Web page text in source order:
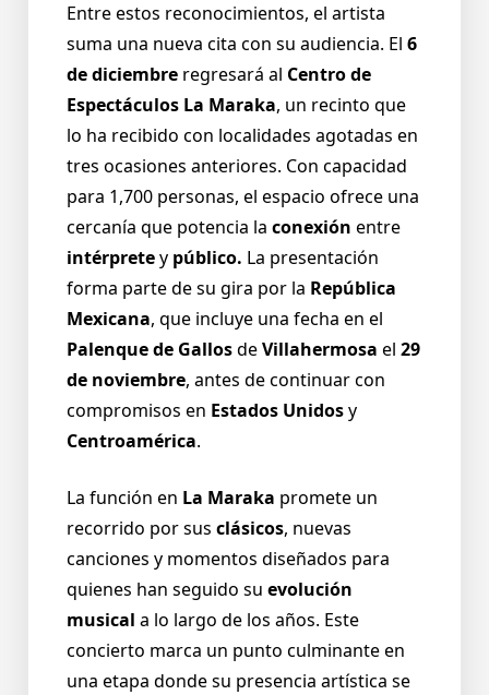
Entre estos reconocimientos, el artista
suma una nueva cita con su audiencia. El 6
de diciembre regresará al Centro de
Espectáculos La Maraka, un recinto que
lo ha recibido con localidades agotadas en
tres ocasiones anteriores. Con capacidad
para 1,700 personas, el espacio ofrece una
cercanía que potencia la conexión entre
intérpretey público. La presentación
forma parte de su gira por la República
Mexicana, que incluye una fecha en el
Palenque de GallosdeVillahermosa el 29
de noviembre, antes de continuar con
compromisos en Estados Unidosy
Centroamérica.
La función en La Maraka promete un
recorrido por sus clásicos, nuevas
canciones y momentos diseñados para
quienes han seguido su evolución
musical a lo largo de los años. Este
concierto marca un punto culminante en
una etapa donde su presencia artística se